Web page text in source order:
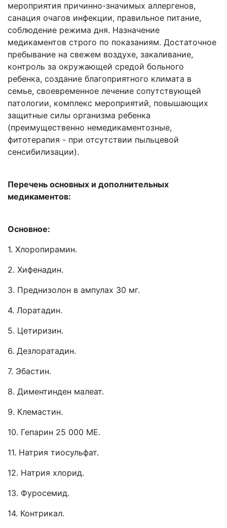
мероприятия причинно-значимых аллергенов,
санация очагов инфекции, правильное питание,
соблюдение режима дня. Назначение
медикаментов строго по показаниям. Достаточное
пребывание на свежем воздухе, закаливание,
контроль за окружающей средой больного
ребенка, создание благоприятного климата в
семье, своевременное лечение сопутствующей
патологии, комплекс мероприятий, повышающих
защитные силы организма ребенка
(преимущественно немедикаментозные,
фитотерапия - при отсутствии пыльцевой
сенсибилизации).
Перечень основных и дополнительных
медикаментов:
Основное:
1. Хлоропирамин.
2. Хифенадин.
3. Преднизолон в ампулах 30 мг.
4. Лоратадин.
5. Цетиризин.
6. Дезлоратадин.
7. Эбастин.
8. Диментинден малеат.
9. Клемастин.
10. Гепарин 25 000 МЕ.
11. Натрия тиосульфат.
12. Натрия хлорид.
13. Фуросемид.
14. Контрикал.